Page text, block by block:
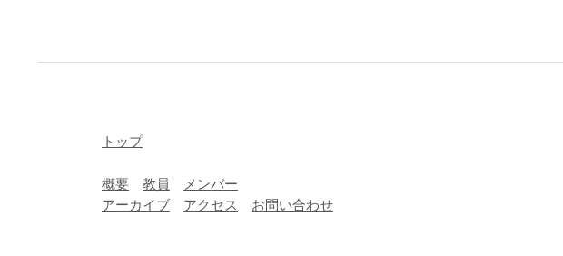
ン
トップ
概要 教員
メンバー
アーカイブ
アクセス お問い合わせ